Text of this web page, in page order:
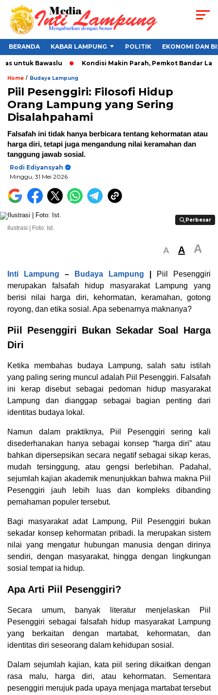
BERANDA KABAR LAMPUNG POLITIK EKONOMI DAN
Bawaslu Kondisi Makin Parah, Pemkot Bandar
Home / Budaya Lampung
Piil Pesenggiri: Filosofi Hidup
Orang Lampung yang Sering
Disalahpahami
Falsafah ini tidak hanya berbicara tentang kehormatan atau
harga diri, tetapi juga mengandung nilai keramahan dan
tanggung jawab sosial.
Rodi Ediyansyah
Minggu, 31 Mei 2026
Perbesar
Perbesar
Ilustrasi | Foto: Ist.
A A A
Inti Lampung – Budaya Lampung
Piil Pesenggiri
merupakan falsafah hidup masyarakat Lampung yang
berisi nilai harga diri, kehormatan, keramahan, gotong
royong, dan etika sosial. Apa sebenarnya maknanya?
Piil Pesenggiri Bukan Sekadar Soal Harga
Diri
Ketika membahas budaya Lampung, salah satu istilah
yang paling sering muncul adalah Piil Pesenggiri. Falsafah
ini kerap disebut sebagai pedoman hidup masyarakat
Lampung dan dianggap sebagai bagian penting dari
identitas budaya lokal.
Namun dalam praktiknya, Piil Pesenggiri sering kali
disederhanakan hanya sebagai konsep “harga diri” atau
bahkan dipersepsikan secara negatif sebagai sikap keras,
mudah tersinggung, atau gengsi berlebihan. Padahal,
sejumlah kajian akademik menunjukkan bahwa makna Piil
Pesenggiri jauh lebih luas dan kompleks dibanding
pemahaman populer tersebut.
Bagi masyarakat adat Lampung, Piil Pesenggiri bukan
sekadar konsep kehormatan pribadi. Ia merupakan sistem
nilai yang mengatur hubungan manusia dengan dirinya
sendiri, dengan masyarakat, hingga dengan lingkungan
sosial tempat ia hidup.
Apa Arti Piil Pesenggiri?
Secara umum, banyak literatur menjelaskan Piil
Pesenggiri sebagai falsafah hidup masyarakat Lampung
yang berkaitan dengan martabat, kehormatan, dan
identitas diri seseorang dalam kehidupan sosial.
Dalam sejumlah kajian, kata piil sering dikaitkan dengan
rasa malu, harga diri, atau kehormatan. Sementara
pesenggiri merujuk pada upaya menjaga martabat tersebut